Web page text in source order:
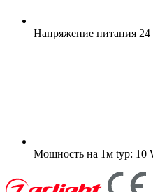
Напряжение питания
Мощность на 1м typ: 10